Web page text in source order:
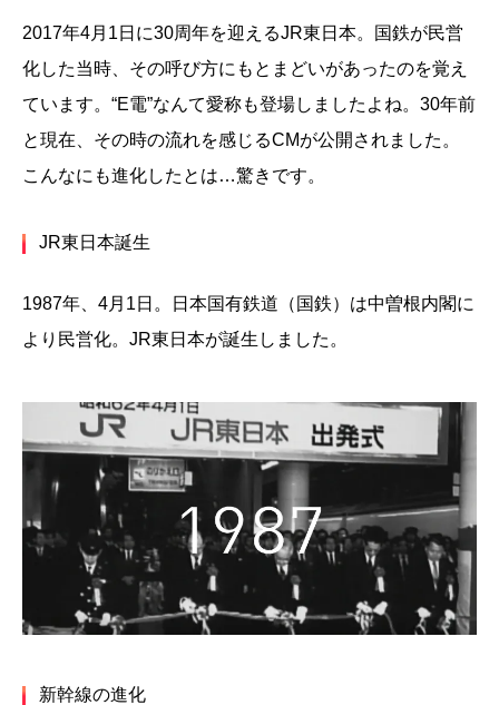
2017年4月1日に30周年を迎えるJR東日本。国鉄が民営
化した当時、その呼び方にもとまどいがあったのを覚え
ています。“E電”なんて愛称も登場しましたよね。30年前
と現在、その時の流れを感じるCMが公開されました。
こんなにも進化したとは…驚きです。
JR東日本誕生
1987年、4月1日。日本国有鉄道（国鉄）は中曽根内閣に
より民営化。JR東日本が誕生しました。
新幹線の進化